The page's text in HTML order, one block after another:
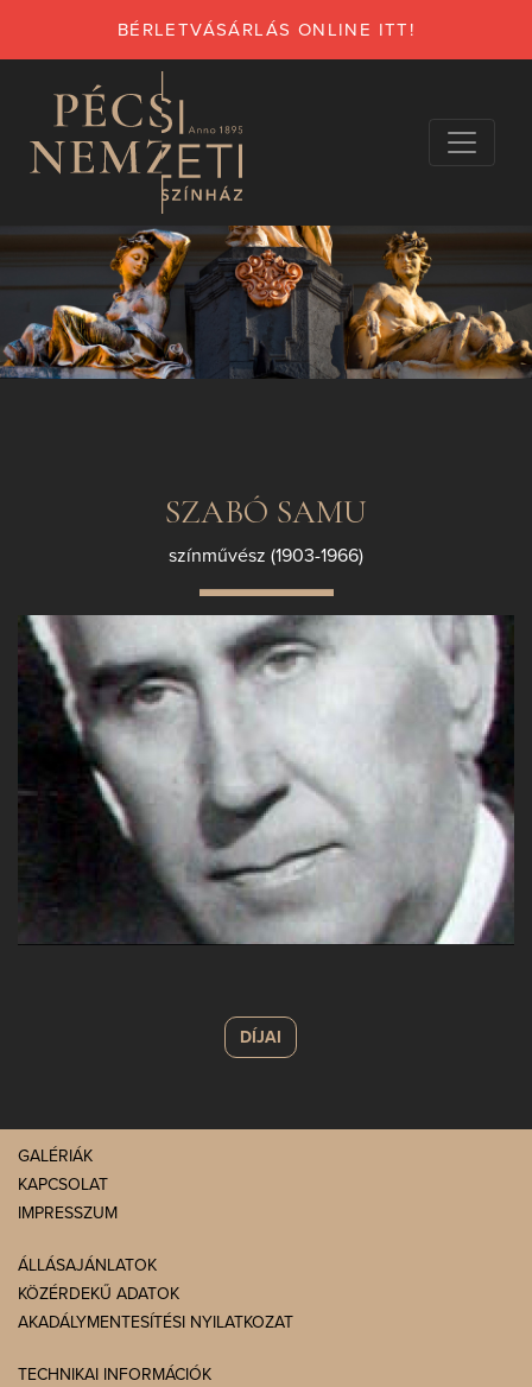
BÉRLETVÁSÁRLÁS ONLINE ITT!
SZABÓ SAMU
színművész (1903-1966)
DÍJAI
GALÉRIÁK
KAPCSOLAT
IMPRESSZUM
ÁLLÁSAJÁNLATOK
KÖZÉRDEKŰ ADATOK
AKADÁLYMENTESÍTÉSI NYILATKOZAT
TECHNIKAI INFORMÁCIÓK